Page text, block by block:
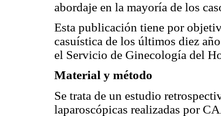
abordaje en la mayoría de los
Esta publicación tiene por
casuística de los últimos diez
el Servicio de Ginecología del
Material y método
Se trata de un estudio
laparoscópicas realizadas por